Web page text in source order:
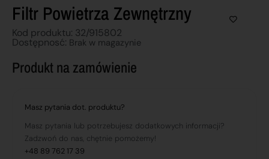
Filtr Powietrza Zewnętrzny
Kod produktu: 32/915802
Dostępnosć: Brak w magazynie
Produkt na zamówienie
Masz pytania dot. produktu?
Masz pytania lub potrzebujesz dodatkowych informacji?
Zadzwoń do nas, chętnie pomożemy!
+48 89 762 17 39